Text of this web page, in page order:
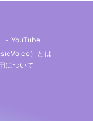
- YouTube
）とは
について